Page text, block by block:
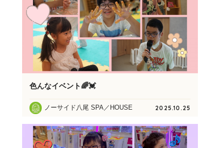
色んなイベント🌈💓
ノーサイド八尾 SPA／HOUSE 2025.10.25